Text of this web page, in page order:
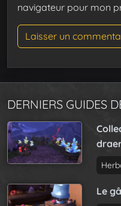
navigateur pour mon
DERNIERS GUIDES
Le